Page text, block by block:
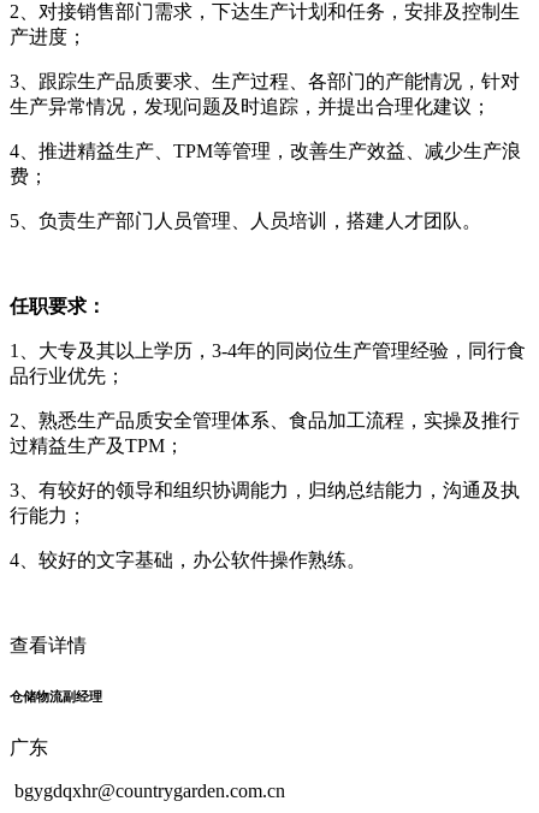
2、对接销售部门需求，下达生产计划和任务，安排及控制生
产进度；
3、跟踪生产品质要求、生产过程、各部门的产能情况，针对
生产异常情况，发现问题及时追踪，并提出合理化建议；
4、推进精益生产、TPM等管理，改善生产效益、减少生产浪
费；
5、负责生产部门人员管理、人员培训，搭建人才团队。
任职要求：
1、大专及其以上学历，3-4年的同岗位生产管理经验，同行食
品行业优先；
2、熟悉生产品质安全管理体系、食品加工流程，实操及推行
过精益生产及TPM；
3、有较好的领导和组织协调能力，归纳总结能力，沟通及执
行能力；
4、较好的文字基础，办公软件操作熟练。
查看详情
仓储物流副经理
广东
bgygdqxhr@countrygarden.com.cn